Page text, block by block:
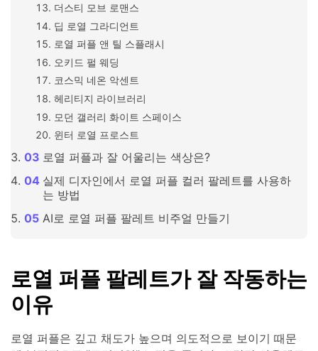
더스티 모브 로맨스
딥 로열 그라디언트
로열 퍼플 앤 틸 스플래시
오키드 펄 웨딩
코스믹 네온 악센트
헤리티지 라이브러리
모던 갤러리 화이트 스페이스
윈터 로열 프로스트
로열 퍼플과 잘 어울리는 색상은?
실제 디자인에서 로열 퍼플 컬러 팔레트를 사용하
는 방법
AI로 로열 퍼플 팔레트 비주얼 만들기
로열 퍼플 팔레트가 잘 작동하는
이유
로열 퍼플은 깊고 채도가 높으며 의도적으로 보이기 때문